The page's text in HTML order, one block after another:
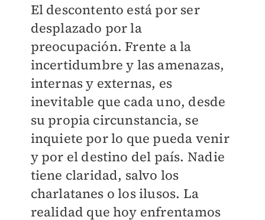
El descontento está por ser
desplazado por la
preocupación. Frente a la
incertidumbre y las amenazas,
internas y externas, es
inevitable que cada uno, desde
su propia circunstancia, se
inquiete por lo que pueda venir
y por el destino del país. Nadie
tiene claridad, salvo los
charlatanes o los ilusos. La
realidad que hoy enfrentamos